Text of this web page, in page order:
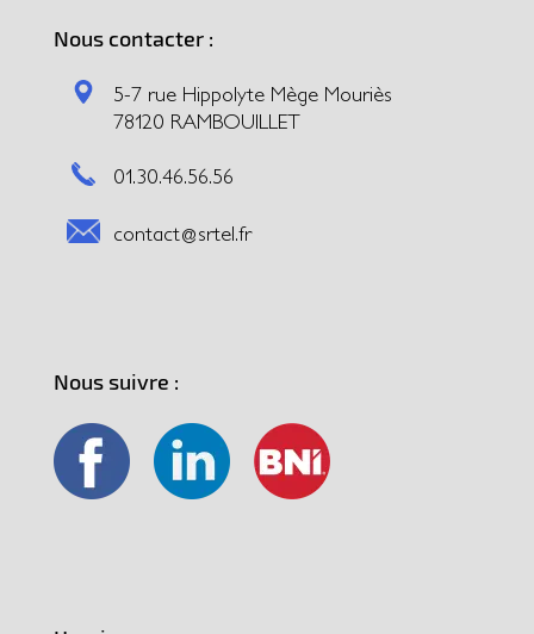
Nous contacter :
5-7 rue Hippolyte Mège Mouriès
78120 RAMBOUILLET
01.30.46.56.56
contact@srtel.fr
Nous suivre :